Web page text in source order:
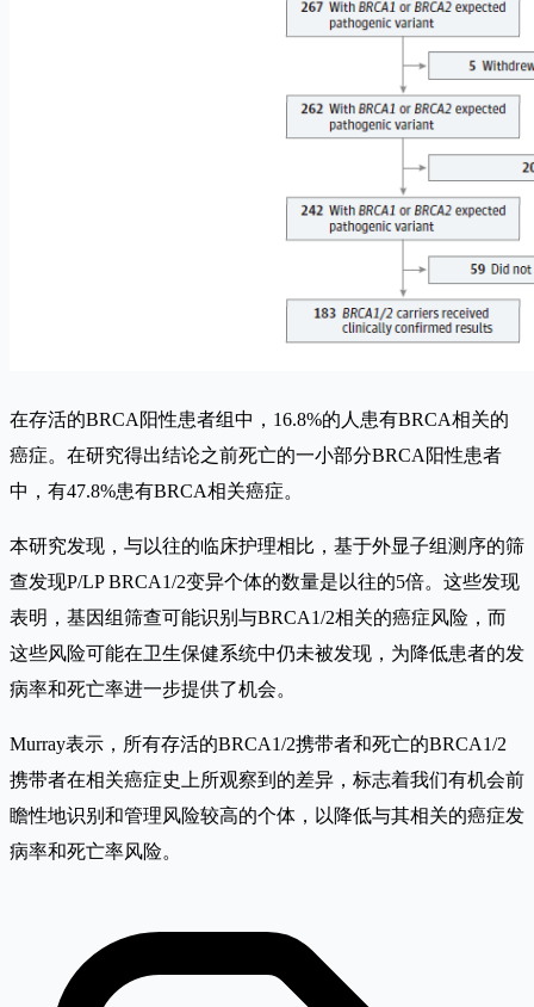
在存活的BRCA阳性患者组中，16.8%的人患有BRCA相关的
癌症。在研究得出结论之前死亡的一小部分BRCA阳性患者
中，有47.8%患有BRCA相关癌症。
本研究发现，与以往的临床护理相比，基于外显子组测序的筛
查发现P/LP BRCA1/2变异个体的数量是以往的5倍。这些发现
表明，基因组筛查可能识别与BRCA1/2相关的癌症风险，而
这些风险可能在卫生保健系统中仍未被发现，为降低患者的发
病率和死亡率进一步提供了机会。
Murray表示，所有存活的BRCA1/2携带者和死亡的BRCA1/2
携带者在相关癌症史上所观察到的差异，标志着我们有机会前
瞻性地识别和管理风险较高的个体，以降低与其相关的癌症发
病率和死亡率风险。